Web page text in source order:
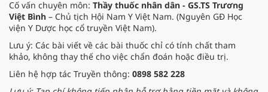
Cố vấn chuyên môn: Thầy thuốc nhân dân - GS.TS Trương
Việt Bình – Chủ tịch Hội Nam Y Việt Nam. (Nguyên GĐ Học
viện Y Dược học cổ truyền Việt Nam).
Lưu ý: Các bài viết về các bài thuốc chỉ có tính chất tham
khảo, không thay thế cho việc chẩn đoán hoặc điều trị.
Liên hệ hợp tác Truyền thông: 0898 582 228